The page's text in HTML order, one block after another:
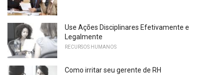
Use Ações Disciplinares Efetivamente e
Legalmente
RECURSOS HUMANOS
Como irritar seu gerente de RH